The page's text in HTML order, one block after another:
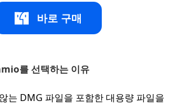
바로 구매
를 선택하는 이유
는 DMG 파일을 포함한 대용량 파일을